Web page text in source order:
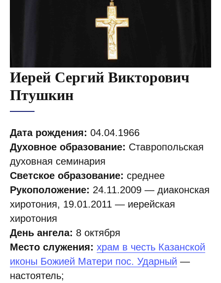
Иерей Сергий Викторович
Птушкин
Дата рождения: 04.04.1966
Духовное образование: Ставропольская
духовная семинария
Светское образование: среднее
Рукоположение: 24.11.2009 — диаконская
хиротония, 19.01.2011 — иерейская
хиротония
День ангела: 8 октября
Место служения: храм в честь Казанской
иконы Божией Матери пос. Ударный —
настоятель;